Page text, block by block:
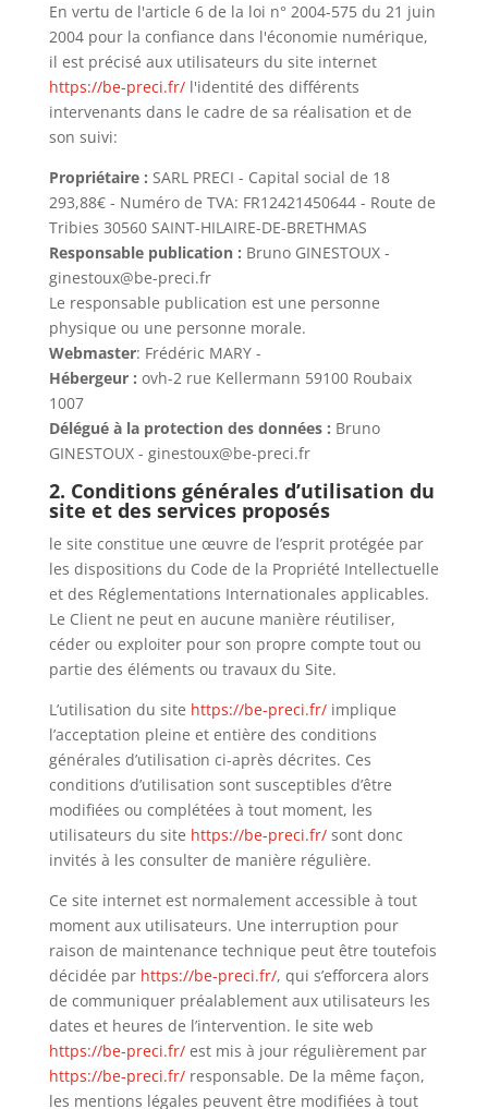
En vertu de l'article 6 de la loi n° 2004-575 du 21 juin
2004 pour la confiance dans l'économie numérique,
il est précisé aux utilisateurs du site internet
https://be-preci.fr/l'identité des différents
intervenants dans le cadre de sa réalisation et de
son suivi:
Propriétaire : SARL PRECI - Capital social de 18
293,88€ - Numéro de TVA: FR12421450644 - Route de
Tribies 30560 SAINT-HILAIRE-DE-BRETHMAS
Responsable publication : Bruno GINESTOUX -
ginestoux@be-preci.fr
Le responsable publication est une personne
physique ou une personne morale.
Webmaster: Frédéric MARY -
Hébergeur : ovh-2 rue Kellermann 59100 Roubaix
1007
Délégué à la protection des données : Bruno
GINESTOUX - ginestoux@be-preci.fr
2. Conditions générales d’utilisation du
site et des services proposés
le site constitue une œuvre de l’esprit protégée par
les dispositions du Code de la Propriété Intellectuelle
et des Réglementations Internationales applicables.
Le Client ne peut en aucune manière réutiliser,
céder ou exploiter pour son propre compte tout ou
partie des éléments ou travaux du Site.
L’utilisation du site https://be-preci.fr/implique
l’acceptation pleine et entière des conditions
générales d’utilisation ci-après décrites. Ces
conditions d’utilisation sont susceptibles d’être
modifiées ou complétées à tout moment, les
utilisateurs du site https://be-preci.fr/sont donc
invités à les consulter de manière régulière.
Ce site internet est normalement accessible à tout
moment aux utilisateurs. Une interruption pour
raison de maintenance technique peut être toutefois
décidée par https://be-preci.fr/, qui s’efforcera alors
de communiquer préalablement aux utilisateurs les
dates et heures de l’intervention. le site web
https://be-preci.fr/est mis à jour régulièrement par
https://be-preci.fr/responsable. De la même façon,
les mentions légales peuvent être modifiées à tout